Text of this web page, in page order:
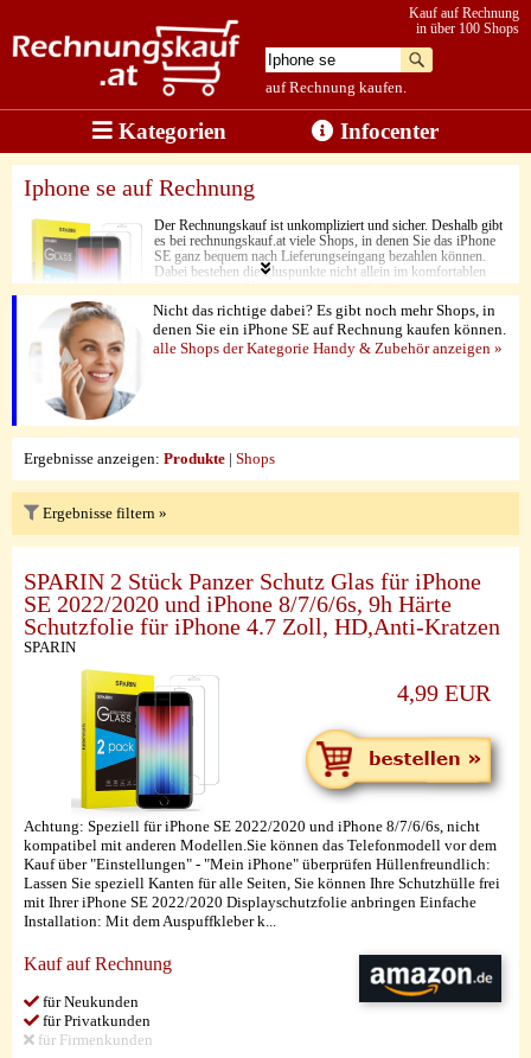
auf Rechnung kaufen.
Kauf auf Rechnung
in über 100 Shops
Kategorien Infocenter
Iphone se auf Rechnung
Der Rechnungskauf ist unkompliziert und sicher. Deshalb gibt
es bei rechnungskauf.at viele Shops, in denen Sie das iPhone
SE ganz bequem nach Lieferungseingang bezahlen können.
Dabei bestehen die Pluspunkte nicht allein im komfortablen
Bestellvorgang. Hierzu gehören vor allem die
abwechslungsreichen Features und die hohe Leistung. Was der
Tag auch bringt, mit diesem erlesenen Produkt sind Sie optimal
vorbereitet. Vollendet wird die Qualität des Angebots dabei
zum Schluss durch die niedrigen Preise der zahlreichen
Nicht das richtige dabei? Es gibt noch mehr Shops, in
denen Sie ein iPhone SE auf Rechnung kaufen können.
alle Shops der Kategorie Handy & Zubehör anzeigen »
Ergebnisse anzeigen: Produkte | Shops
Ergebnisse filtern »
SPARIN 2 Stück Panzer Schutz Glas für iPhone
SE 2022/2020 und iPhone 8/7/6/6s, 9h Härte
Schutzfolie für iPhone 4.7 Zoll, HD,Anti-Kratzen
SPARIN
4,99 EUR
Achtung: Speziell für iPhone SE 2022/2020 und iPhone 8/7/6/6s, nicht
kompatibel mit anderen Modellen.Sie können das Telefonmodell vor dem
Kauf über "Einstellungen" - "Mein iPhone" überprüfen Hüllenfreundlich:
Lassen Sie speziell Kanten für alle Seiten, Sie können Ihre Schutzhülle frei
mit Ihrer iPhone SE 2022/2020 Displayschutzfolie anbringen Einfache
Installation: Mit dem Auspuffkleber k...
Kauf auf Rechnung
für Neukunden
für Privatkunden
für Firmenkunden